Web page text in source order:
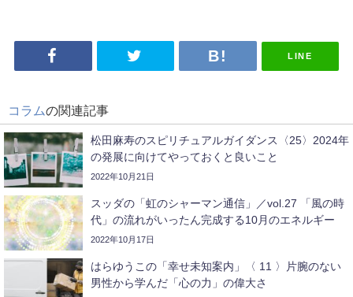
LINE
コラムの関連記事
松田麻寿のスピリチュアルガイダンス〈25〉2024年
の発展に向けてやっておくと良いこと
2022年10月21日
スッダの「虹のシャーマン通信」／vol.27 「風の時
代」の流れがいったん完成する10月のエネルギー
2022年10月17日
はらゆうこの「幸せ未知案内」〈 11 〉片腕のない
男性から学んだ「心の力」の偉大さ